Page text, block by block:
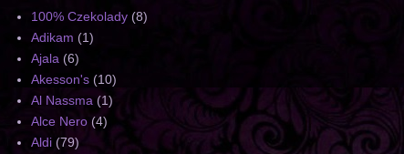
100% Czekolady (8)
Adikam (1)
Ajala (6)
Akesson's (10)
Al Nassma (1)
Alce Nero (4)
Aldi (79)